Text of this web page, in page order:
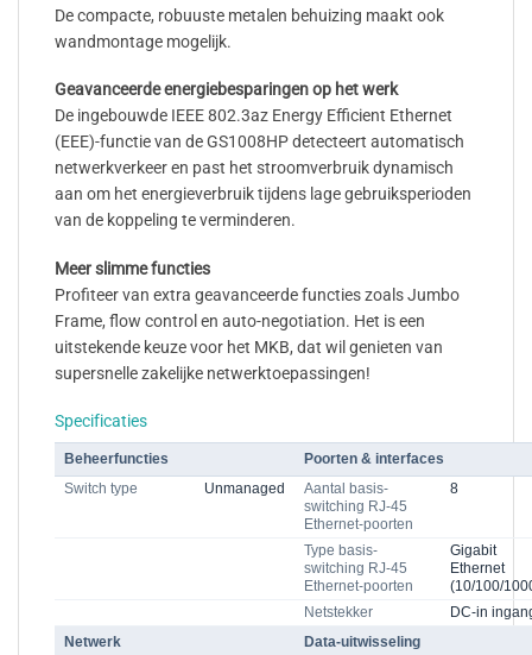
De compacte, robuuste metalen behuizing maakt ook
wandmontage mogelijk.
Geavanceerde energiebesparingen op het werk
De ingebouwde IEEE 802.3az Energy Efficient Ethernet
(EEE)-functie van de GS1008HP detecteert automatisch
netwerkverkeer en past het stroomverbruik dynamisch
aan om het energieverbruik tijdens lage gebruiksperioden
van de koppeling te verminderen.
Meer slimme functies
Profiteer van extra geavanceerde functies zoals Jumbo
Frame, flow control en auto-negotiation. Het is een
uitstekende keuze voor het MKB, dat wil genieten van
supersnelle zakelijke netwerktoepassingen!
Specificaties
Beheerfuncties
Poorten & interfaces
Switch type
Unmanaged
Aantal basis-
switching RJ-45
Ethernet-poorten
8
Type basis-
switching RJ-45
Ethernet-poorten
Gigabit
Ethernet
(10/100/
Netstekker
DC-in
Netwerk
Data-uitwisseling